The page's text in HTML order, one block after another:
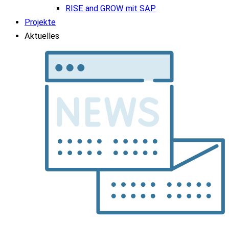
RISE and GROW mit SAP
Projekte
Aktuelles